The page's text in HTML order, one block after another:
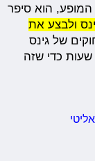
הוא סיפר
ולבצע את
של גינס
נוקשים וצריכים לקיים את המופע במשך 12 שעות כדי שזה